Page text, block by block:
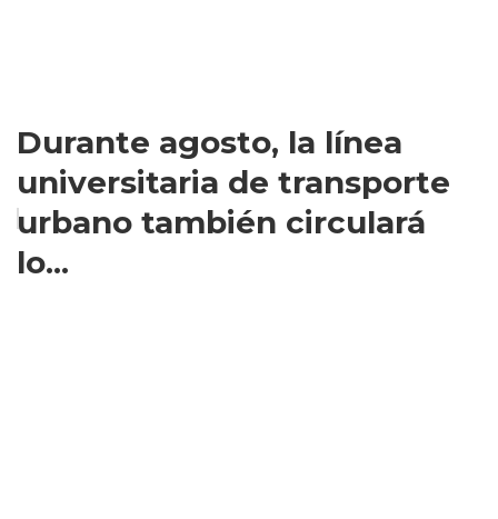
Durante agosto, la línea
universitaria de transporte
urbano también circulará
lo...